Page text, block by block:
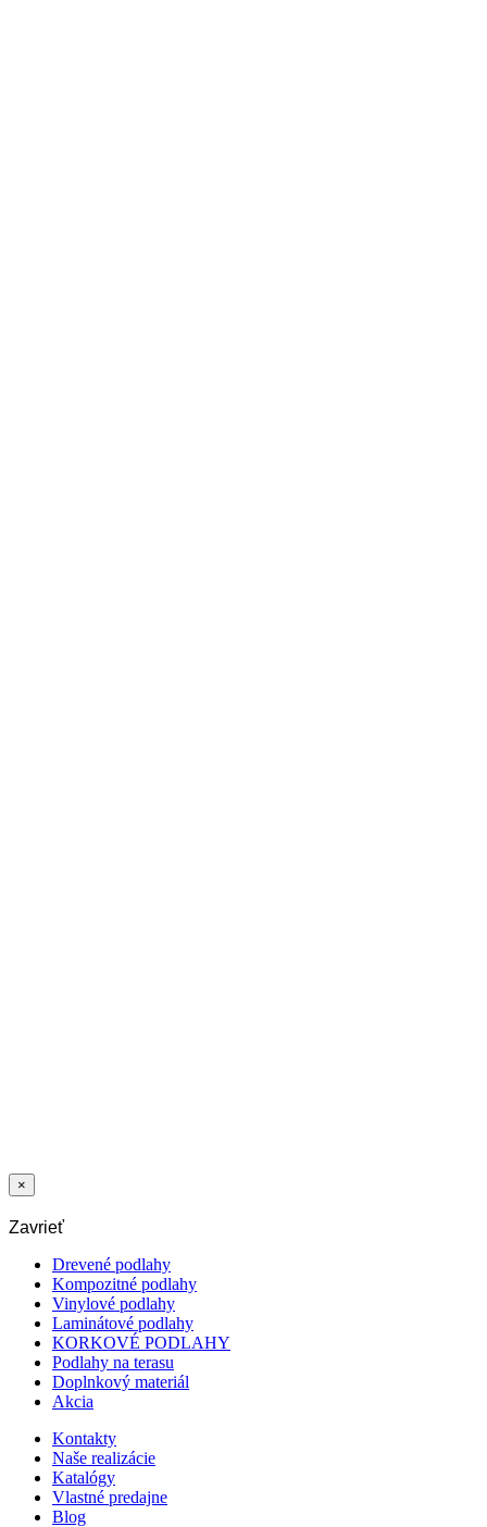
×
Zavrieť
Drevené podlahy
Kompozitné podlahy
Vinylové podlahy
Laminátové podlahy
KORKOVÉ PODLAHY
Podlahy na terasu
Doplnkový materiál
Akcia
Kontakty
Naše realizácie
Katalógy
Vlastné predajne
Blog